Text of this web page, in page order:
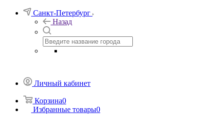
Санкт-Петербург
Назад
Личный кабинет
Корзина0
Избранные товары0